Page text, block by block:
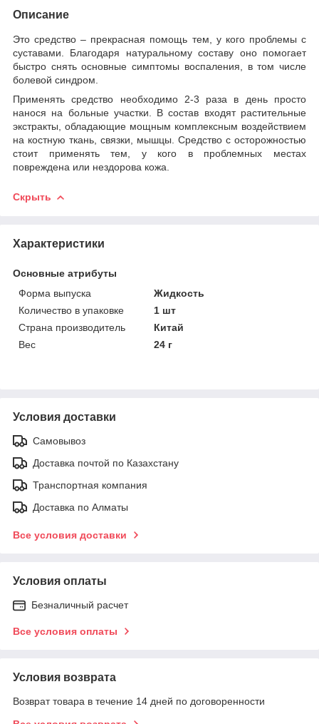
Описание
Это средство – прекрасная помощь тем, у кого проблемы с
суставами. Благодаря натуральному составу оно помогает
быстро снять основные симптомы воспаления, в том числе
болевой синдром.
Применять средство необходимо 2-3 раза в день просто
нанося на больные участки. В состав входят растительные
экстракты, обладающие мощным комплексным воздействием
на костную ткань, связки, мышцы. Средство с осторожностью
стоит применять тем, у кого в проблемных местах
повреждена или нездорова кожа.
Скрыть
Характеристики
Основные атрибуты
Форма выпуска
Жидкость
Количество в упаковке
1 шт
Страна производитель
Китай
Вес
24 г
Условия доставки
Самовывоз
Доставка почтой по Казахстану
Транспортная компания
Доставка по Алматы
Все условия доставки
Условия оплаты
Безналичный расчет
Все условия оплаты
Условия возврата
Возврат товара в течение 14 дней по договоренности